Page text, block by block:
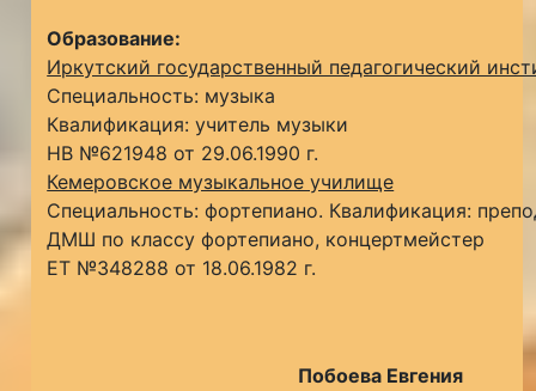
Образование:
Иркутский государственный педагогический
Специальность: музыка
Квалификация: учитель музыки
НВ №621948 от 29.06.1990 г.
Кемеровское музыкальное училище
Специальность: фортепиано. Квалификация:
ДМШ по классу фортепиано, концертмейстер
ЕТ №348288 от 18.06.1982 г.
Побоева Евгения